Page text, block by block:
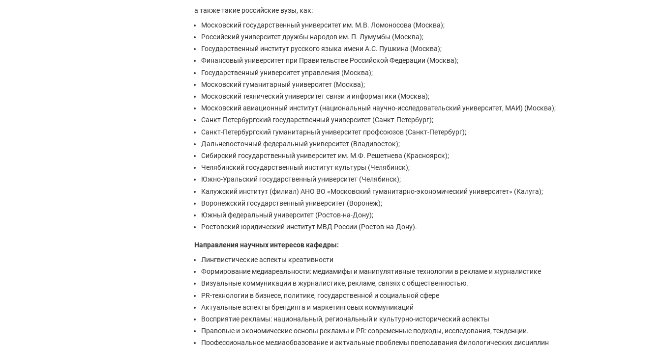
а также такие российские вузы, как:
Московский государственный университет им. М.В. Ломоносова (Москва);
Российский университет дружбы народов им. П. Лумумбы (Москва);
Государственный институт русского языка имени А.С. Пушкина (Москва);
Финансовый университет при Правительстве Российской Федерации (Москва);
Государственный университет управления (Москва);
Московский гуманитарный университет (Москва);
Московский технический университет связи и информатики (Москва);
Московский авиационный институт (национальный научно-исследовательский университет, МАИ) (Москва);
Санкт-Петербургский государственный университет (Санкт-Петербург);
Санкт-Петербургский гуманитарный университет профсоюзов (Санкт-Петербург);
Дальневосточный федеральный университет (Владивосток);
Сибирский государственный университет им. М.Ф. Решетнева (Красноярск);
Челябинский государственный институт культуры (Челябинск);
Южно-Уральский государственный университет (Челябинск);
Калужский институт (филиал) АНО ВО «Московский гуманитарно-экономический университет» (Калуга);
Воронежский государственный университет (Воронеж);
Южный федеральный университет (Ростов-на-Дону);
Ростовский юридический институт МВД России (Ростов-на-Дону).
Направления научных интересов кафедры:
Лингвистические аспекты креативности
Формирование медиареальности: медиамифы и манипулятивные технологии в рекламе и журналистике
Визуальные коммуникации в журналистике, рекламе, связях с общественностью.
PR-технологии в бизнесе, политике, государственной и социальной сфере
Актуальные аспекты брендинга и маркетинговых коммуникаций
Восприятие рекламы: национальный, региональный и культурно-исторический аспекты
Правовые и экономические основы рекламы и PR: современные подходы, исследования, тенденции.
Профессиональное медиаобразование и актуальные проблемы преподавания филологических дисциплин